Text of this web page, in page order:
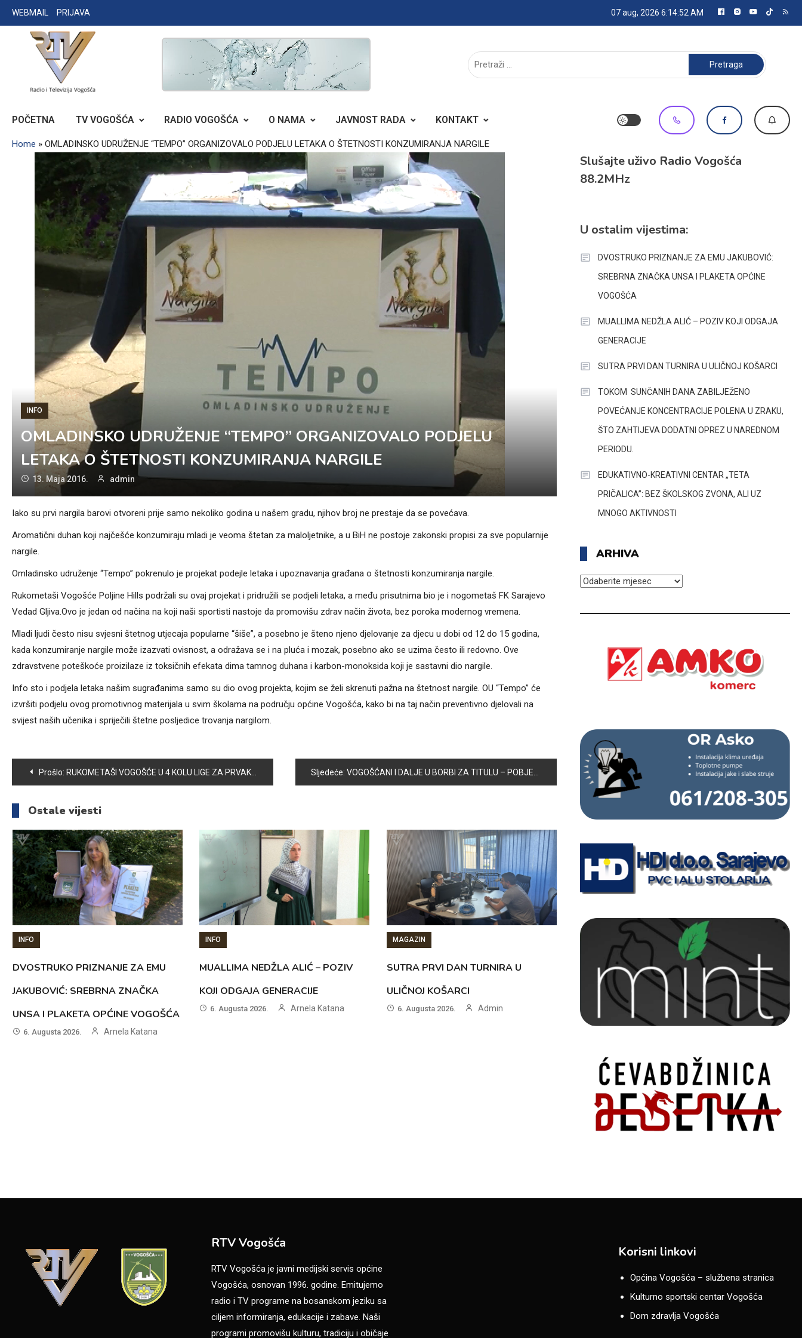
Skip
to
WEBMAIL PRIJAVA 07 aug, 2026 6:14:53 AM
RADIO TELEVIZIJA VOGOŠĆA
Pretraga:
POČETNA TV VOGOŠĆA RADIO VOGOŠĆA O NAMA JAVNOST RADA KONTAKT
Home » OMLADINSKO UDRUŽENJE “TEMPO” ORGANIZOVALO PODJELU LETAKA O ŠTETNOSTI KONZUMIRANJA NARGILE
INFO
OMLADINSKO UDRUŽENJE “TEMPO” ORGANIZOVALO PODJELU
LETAKA O ŠTETNOSTI KONZUMIRANJA NARGILE
13. Maja 2016. admin
Iako su prvi nargila barovi otvoreni prije samo nekoliko godina u našem gradu, njihov broj ne prestaje da se povećava.
Aromatični duhan koji najčešće konzumiraju mladi je veoma štetan za maloljetnike, a u BiH ne postoje zakonski propisi za sve popularnije
nargile.
Omladinsko udruženje “Tempo” pokrenulo je projekat podejle letaka i upoznavanja građana o štetnosti konzumiranja nargile.
Rukometaši Vogošće Poljine Hills podržali su ovaj projekat i pridružili se podjeli letaka, a među prisutnima bio je i nogometaš FK Sarajevo
Vedad Gljiva.Ovo je jedan od načina na koji naši sportisti nastoje da promovišu zdrav način života, bez poroka modernog vremena.
Mladi ljudi često nisu svjesni štetnog utjecaja popularne “šiše”, a posebno je šteno njeno djelovanje za djecu u dobi od 12 do 15 godina,
kada konzumiranje nargile može izazvati ovisnost, a odražava se i na pluća i mozak, posebno ako se uzima često ili redovno. Ove
zdravstvene poteškoće proizilaze iz toksičnih efekata dima tamnog duhana i karbon-monoksida koji je sastavni dio nargile.
Info sto i podjela letaka našim sugrađanima samo su dio ovog projekta, kojim se želi skrenuti pažna na štetnost nargile. OU “Tempo” će
izvršiti podjelu ovog promotivnog materijala u svim školama na području općine Vogošća, kako bi na taj način preventivno djelovali na
svijest naših učenika i spriječili štetne posljedice trovanja nargilom.
Navigacija
članaka
Prošlo: RUKOMETAŠI VOGOŠĆE U 4 KOLU LIGE ZA PRVAKA BIH DOČEKUJU RK MAGLAJ Sljedeće: VOGOŠĆANI I DALJE U BORBI ZA TITULU – POBJEDA PROTIV MAGLAJA U 4.KOLU LIGE ZA PRVAKA BIH U RUKOMETU
Ostale vijesti
INFO
DVOSTRUKO PRIZNANJE ZA EMU
JAKUBOVIĆ: SREBRNA ZNAČKA
UNSA I PLAKETA OPĆINE VOGOŠĆA
6. Augusta 2026. Arnela Katana
INFO
MUALLIMA NEDŽLA ALIĆ – POZIV
KOJI ODGAJA GENERACIJE
6. Augusta 2026. Arnela Katana
MAGAZIN
SUTRA PRVI DAN TURNIRA U
ULIČNOJ KOŠARCI
6. Augusta 2026. Admin
Slušajte uživo Radio Vogošća
88.2MHz
U ostalim vijestima:
DVOSTRUKO PRIZNANJE ZA EMU JAKUBOVIĆ:
SREBRNA ZNAČKA UNSA I PLAKETA OPĆINE
VOGOŠĆA
MUALLIMA NEDŽLA ALIĆ – POZIV KOJI ODGAJA
GENERACIJE
SUTRA PRVI DAN TURNIRA U ULIČNOJ KOŠARCI
TOKOM SUNČANIH DANA ZABILJEŽENO
POVEĆANJE KONCENTRACIJE POLENA U ZRAKU,
ŠTO ZAHTIJEVA DODATNI OPREZ U NAREDNOM
PERIODU.
EDUKATIVNO-KREATIVNI CENTAR „TETA
PRIČALICA”: BEZ ŠKOLSKOG ZVONA, ALI UZ
MNOGO AKTIVNOSTI
ARHIVA
ARHIVA
RTV Vogošća
RTV Vogošća je javni medijski servis općine
Vogošća, osnovan 1996. godine. Emitujemo
radio i TV programe na bosanskom jeziku sa
ciljem informiranja, edukacije i zabave. Naši
programi promovišu kulturu, tradiciju i običaje
Korisni linkovi
Općina Vogošća – službena stranica
Kulturno sportski centar Vogošća
Dom zdravlja Vogošća